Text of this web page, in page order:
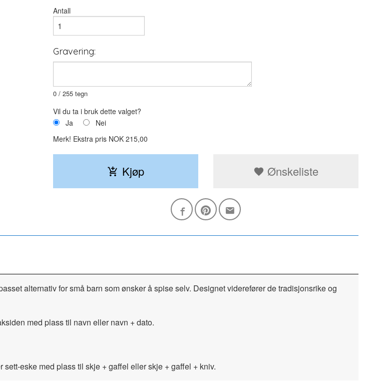
Antall
Gravering:
0 / 255 tegn
Vil du ta i bruk dette valget?
Ja
Nei
Merk! Ekstra pris NOK 215,00
Kjøp Ønskeliste
alternativ for små barn som ønsker å spise selv. Designet viderefører de tradisjonsrike og
med plass til navn eller navn + dato.
eske med plass til skje + gaffel eller skje + gaffel + kniv.